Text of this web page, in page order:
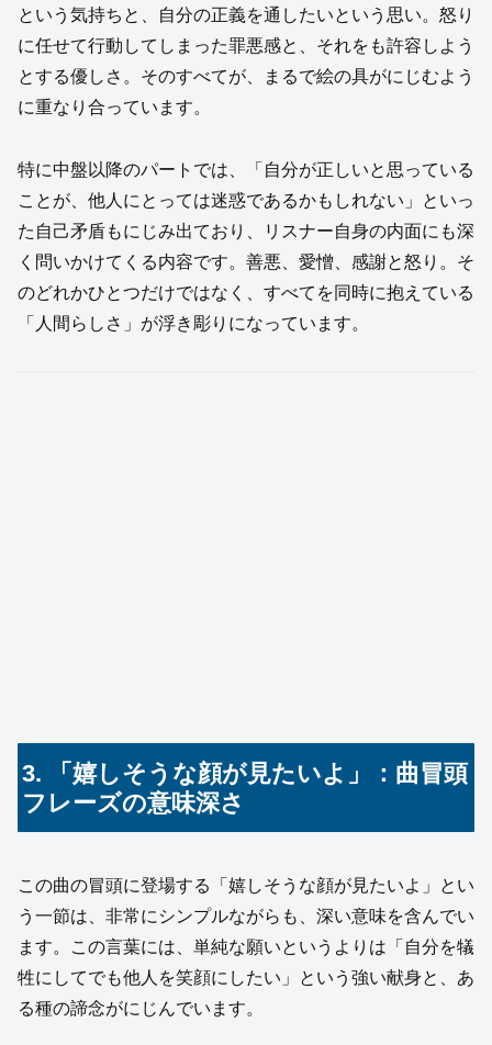
という気持ちと、自分の正義を通したいという思い。怒り
に任せて行動してしまった罪悪感と、それをも許容しよう
とする優しさ。そのすべてが、まるで絵の具がにじむよう
に重なり合っています。
特に中盤以降のパートでは、「自分が正しいと思っている
ことが、他人にとっては迷惑であるかもしれない」といっ
た自己矛盾もにじみ出ており、リスナー自身の内面にも深
く問いかけてくる内容です。善悪、愛憎、感謝と怒り。そ
のどれかひとつだけではなく、すべてを同時に抱えている
「人間らしさ」が浮き彫りになっています。
3. 「嬉しそうな顔が見たいよ」：曲冒頭
フレーズの意味深さ
この曲の冒頭に登場する「嬉しそうな顔が見たいよ」とい
う一節は、非常にシンプルながらも、深い意味を含んでい
ます。この言葉には、単純な願いというよりは「自分を犠
牲にしてでも他人を笑顔にしたい」という強い献身と、あ
る種の諦念がにじんでいます。